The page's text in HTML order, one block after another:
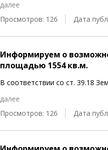
далее
Просмотров: 126
Дата
Информируем о
площадью 1554 кв.м.
В соответствии со ст. 39.18
далее
Просмотров: 126
Дата